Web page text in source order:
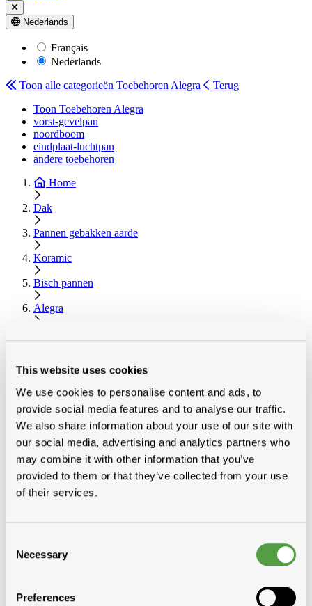
This website uses cookies
We use cookies to personalise content and ads, to
provide social media features and to analyse our traffic.
We also share information about your use of our site with
our social media, advertising and analytics partners who
may combine it with other information that you’ve
provided to them or that they’ve collected from your use
of their services.
Selection
Necessary
Preferences
Nederlands
Français
Nederlands
Toon alle categorieën Toebehoren Alegra
Terug
Toon Toebehoren Alegra
vorst-gevelpan
noordboom
eindplaat-luchtpan
andere toebehoren
Home
Dak
Pannen gebakken aarde
Koramic
Bisch pannen
Alegra
Toebehoren Alegra
Pannen gebakken aarde
Koramic
Pottelberg pannen
Narvik pannen
Klassiek pannen
Bisch pannen
vorst-gevelpan
eindplaat-luchtpan
andere toebehoren